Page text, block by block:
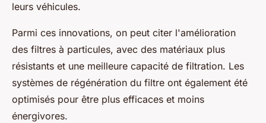
leurs véhicules.
Parmi ces innovations, on peut citer l'amélioration
des filtres à particules, avec des matériaux plus
résistants et une meilleure capacité de filtration. Les
systèmes de régénération du filtre ont également été
optimisés pour être plus efficaces et moins
énergivores.